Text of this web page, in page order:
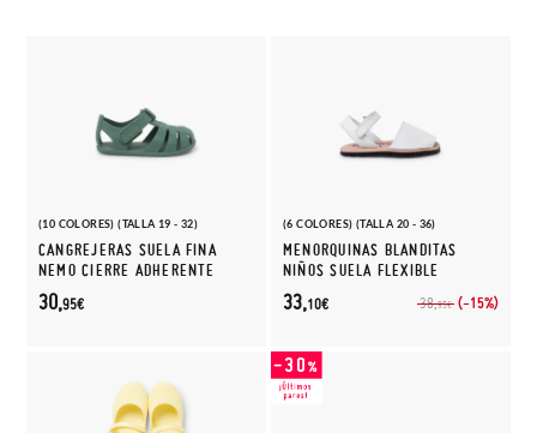
(10 COLORES) (TALLA 19 - 32)
CANGREJERAS SUELA FINA
NEMO CIERRE ADHERENTE
30,95€
(6 COLORES) (TALLA 20 - 36)
MENORQUINAS BLANDITAS
NIÑOS SUELA FLEXIBLE
38,95€ (-15%)
33,10€